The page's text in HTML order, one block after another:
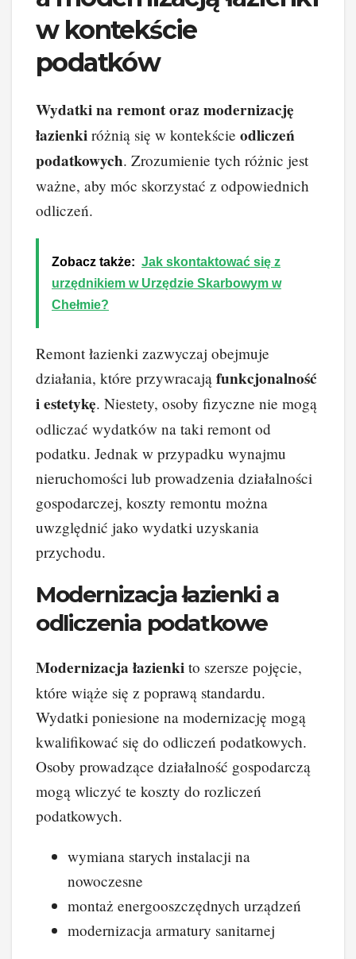
w kontekście
podatków
Wydatki na remont oraz modernizację
łazienki różnią się w kontekście odliczeń
podatkowych. Zrozumienie tych różnic jest
ważne, aby móc skorzystać z odpowiednich
odliczeń.
Zobacz także: Jak skontaktować się z
urzędnikiem w Urzędzie Skarbowym w
Chełmie?
Remont łazienki zazwyczaj obejmuje
działania, które przywracają funkcjonalność
i estetykę. Niestety, osoby fizyczne nie mogą
odliczać wydatków na taki remont od
podatku. Jednak w przypadku wynajmu
nieruchomości lub prowadzenia działalności
gospodarczej, koszty remontu można
uwzględnić jako wydatki uzyskania
przychodu.
Modernizacja łazienki a
odliczenia podatkowe
Modernizacja łazienki to szersze pojęcie,
które wiąże się z poprawą standardu.
Wydatki poniesione na modernizację mogą
kwalifikować się do odliczeń podatkowych.
Osoby prowadzące działalność gospodarczą
mogą wliczyć te koszty do rozliczeń
podatkowych.
wymiana starych instalacji na
nowoczesne
montaż energooszczędnych urządzeń
modernizacja armatury sanitarnej